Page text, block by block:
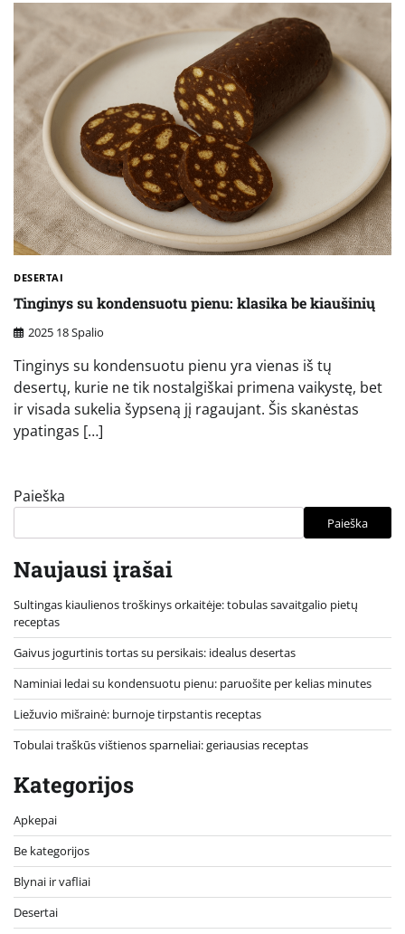
DESERTAI
Tinginys su kondensuotu pienu: klasika be kiaušinių
2025 18 Spalio
Tinginys su kondensuotu pienu yra vienas iš tų
desertų, kurie ne tik nostalgiškai primena vaikystę, bet
ir visada sukelia šypseną jį ragaujant. Šis skanėstas
ypatingas […]
Paieška
Paieška
Naujausi įrašai
Sultingas kiaulienos troškinys orkaitėje: tobulas savaitgalio pietų
receptas
Gaivus jogurtinis tortas su persikais: idealus desertas
Naminiai ledai su kondensuotu pienu: paruošite per kelias minutes
Liežuvio mišrainė: burnoje tirpstantis receptas
Tobulai traškūs vištienos sparneliai: geriausias receptas
Kategorijos
Apkepai
Be kategorijos
Blynai ir vafliai
Desertai